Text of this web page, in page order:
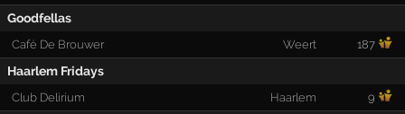
Goodfellas
Café De Brouwer Weert 187
Haarlem Fridays
Club Delirium Haarlem 9